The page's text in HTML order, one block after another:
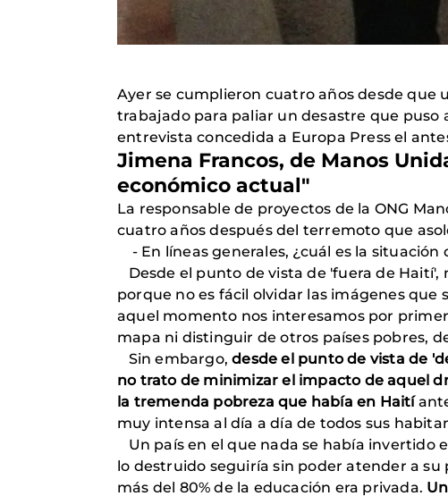
Ayer se cumplieron cuatro años desde que
trabajado para paliar un desastre que puso
entrevista concedida a Europa Press el
Jimena Francos, de Manos
económico actual"
La responsable de proyectos de la ONG
cuatro años después del terremoto que
- En líneas generales, ¿cuál es la
Desde el punto de vista de 'fuera de Haití',
porque no es fácil olvidar las imágenes que
aquel momento nos interesamos por
mapa ni distinguir de otros países pobres,
Sin embargo,desde el punto de vista de
no trato de minimizar el impacto de aquel
la tremenda pobreza que había en Haití
muy intensa al día a día de todos sus
Un país en el que nada se había invertido
lo destruido seguiría sin poder atender a
más del 80% de la educación era privada.